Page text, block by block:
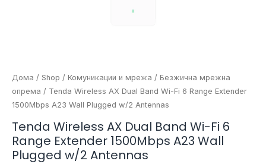
Дома / Shop / Комуникации и мрежа / Безжична мрежна
опрема / Tenda Wireless AX Dual Band Wi-Fi 6 Range Extender
1500Mbps A23 Wall Plugged w/2 Antennas
Tenda Wireless AX Dual Band Wi-Fi 6
Range Extender 1500Mbps A23 Wall
Plugged w/2 Antennas